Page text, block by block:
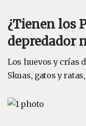
¿Tienen los
depredador
Los huevos y crías
Skuas, gatos y